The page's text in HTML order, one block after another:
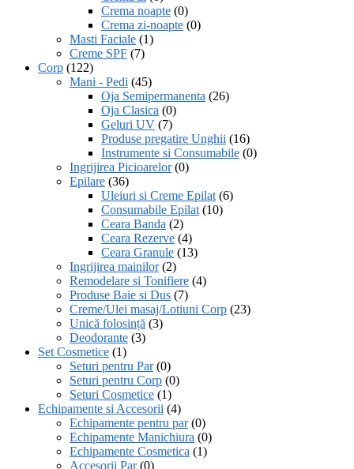
Crema noapte (0)
Crema zi-noapte (0)
Masti Faciale (1)
Creme SPF (7)
Corp (122)
Mani - Pedi (45)
Oja Semipermanenta (26)
Oja Clasica (0)
Geluri UV (7)
Produse pregatire Unghii (16)
Instrumente si Consumabile (0)
Ingrijirea Picioarelor (0)
Epilare (36)
Uleiuri si Creme Epilat (6)
Consumabile Epilat (10)
Ceara Banda (2)
Ceara Rezerve (4)
Ceara Granule (13)
Ingrijirea mainilor (2)
Remodelare si Tonifiere (4)
Produse Baie si Dus (7)
Creme/Ulei masaj/Lotiuni Corp (23)
Unică folosință (3)
Deodorante (3)
Set Cosmetice (1)
Seturi pentru Par (0)
Seturi pentru Corp (0)
Seturi Cosmetice (1)
Echipamente si Accesorii (4)
Echipamente pentru par (0)
Echipamente Manichiura (0)
Echipamente Cosmetica (1)
Accesorii Par (0)